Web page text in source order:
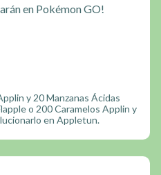
en Pokémon GO!
y 20 Manzanas Ácidas
o 200 Caramelos Applin y
en Appletun.